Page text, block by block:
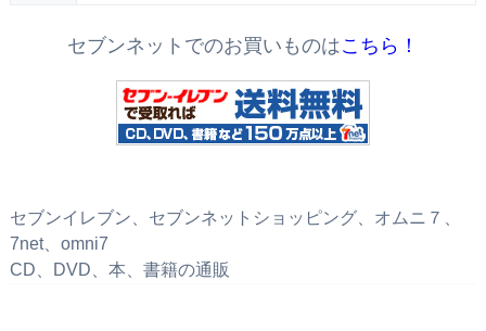
セブンネットでのお買いものはこちら！
セブンイレブン、セブンネットショッピング、オムニ７、
7net、omni7
CD、DVD、本、書籍の通販